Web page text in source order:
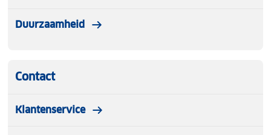
Duurzaamheid
Contact
Klantenservice